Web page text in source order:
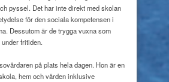
pyssel. Det har inte direkt med skolan
för den sociala kompetensen i
Dessutom är de trygga vuxna som
fritiden.
på plats hela dagen. Hon är en
hem och vården inklusive